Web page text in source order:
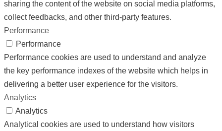
sharing the content of the website on social media platforms,
collect feedbacks, and other third-party features.
Performance
Performance
Performance cookies are used to understand and analyze
the key performance indexes of the website which helps in
delivering a better user experience for the visitors.
Analytics
Analytics
Analytical cookies are used to understand how visitors